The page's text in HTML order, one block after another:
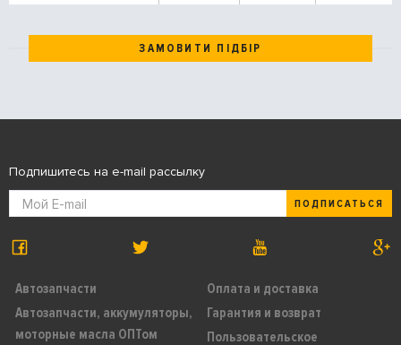
ЗАМОВИТИ ПІДБІР
Автозапчасти
Автозапчасти, аккумуляторы,
моторные масла ОПТом
Оплата и доставка
Гарантия и возврат
Пользовательское
Подпишитесь на e-mail рассылку
ПОДПИСАТЬСЯ